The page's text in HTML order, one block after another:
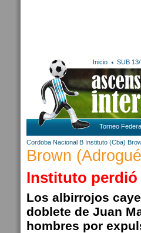
Inicio SUB
Torneo
Cordoba Nacional B Instituto (Cba)
Brown
Instituto perdió
Los albirrojos
doblete de Juan
hombres por